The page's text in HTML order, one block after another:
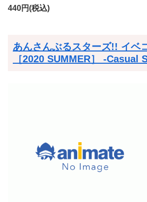
440円(税込)
あんさんぶるスターズ!! イベ
［2020 SUMMER］ -Casual